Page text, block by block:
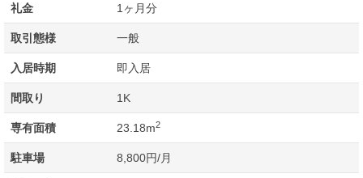
礼金 1ヶ月分
取引態様 一般
入居時期 即入居
間取り 1K
専有面積 23.18m2
駐車場 8,800円/月